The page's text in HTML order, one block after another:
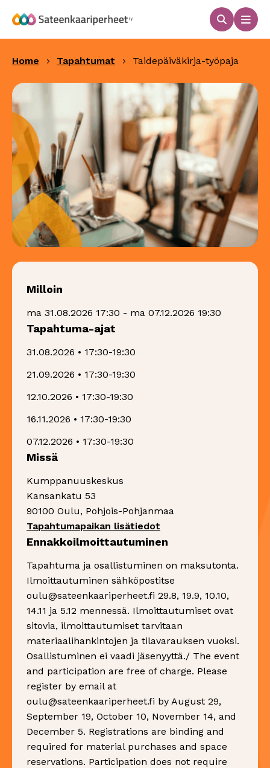
sisältöön
Haku
Home Tapahtumat Taidepäiväkirja-työpaja
Milloin
ma 31.08.2026 17:30 - ma 07.12.2026 19:30
Tapahtuma-ajat
31.08.2026 • 17:30-19:30
21.09.2026 • 17:30-19:30
12.10.2026 • 17:30-19:30
16.11.2026 • 17:30-19:30
07.12.2026 • 17:30-19:30
Missä
Kumppanuuskeskus
Kansankatu 53
90100 Oulu, Pohjois-Pohjanmaa
Tapahtumapaikan lisätiedot
Ennakkoilmoittautuminen
Tapahtuma ja osallistuminen on maksutonta.
Ilmoittautuminen sähköpostitse
oulu@sateenkaariperheet.fi 29.8, 19.9, 10.10,
14.11 ja 5.12 mennessä. Ilmoittautumiset ovat
sitovia, ilmoittautumiset tarvitaan
materiaalihankintojen ja tilavarauksen vuoksi.
Osallistuminen ei vaadi jäsenyyttä./ The event
and participation are free of charge. Please
register by email at
oulu@sateenkaariperheet.fi by August 29,
September 19, October 10, November 14, and
December 5. Registrations are binding and
required for material purchases and space
reservations. Participation does not require